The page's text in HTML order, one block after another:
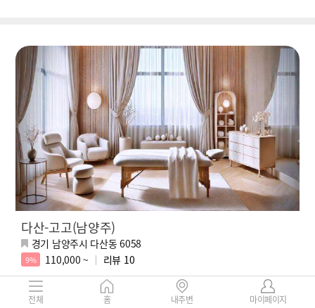
다산-고고(남양주)
경기 남양주시 다산동 6058
9% 110,000 ~ 리뷰 10
남양주 다산 [고고] 스웨디시 전문, 다른 고민은 필요 없습니다, 오늘은
바로 여기입니다.
전체 홈 내주변 마이페이지